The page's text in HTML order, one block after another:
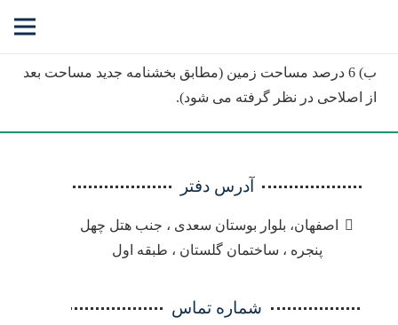
ب) 6 درصد مساحت زمین (مطابق بخشنامه جدید مساحت بعد
از اصلاحی در نظر گرفته می شود).
آدرس دفتر
اصفهان، بلوار بوستان سعدی ، جنب هتل چهل
پنجره ، ساختمان گلستان ، طبقه اول
شماره تماس